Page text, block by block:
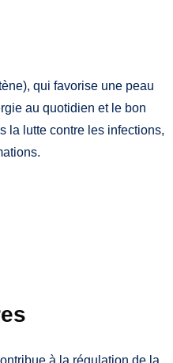
qui favorise une peau
au quotidien et le bon
la lutte contre les infections,
à la régulation de la